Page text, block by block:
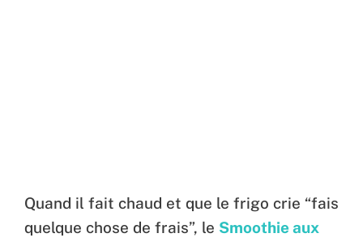
Quand il fait chaud et que le frigo crie “fais
quelque chose de frais”, le Smoothie aux